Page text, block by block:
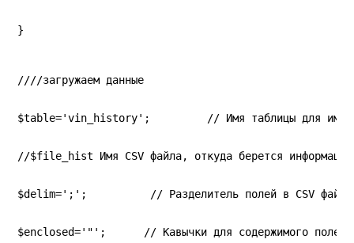
}
////загружаем данные
$table='vin_history';         // Имя таблицы для
//$file_hist Имя CSV файла, откуда берется
$delim=';';          // Разделитель полей в CSV файле
$enclosed='"';      // Кавычки для содержимого полей